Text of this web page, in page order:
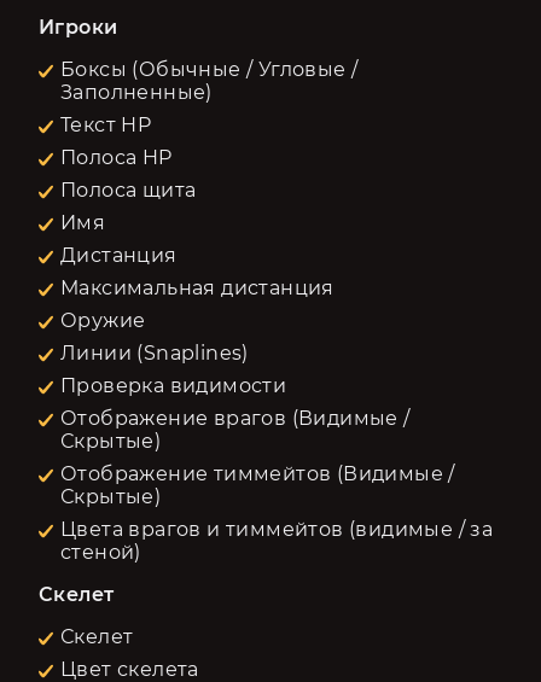
Игроки
Боксы (Обычные / Угловые /
Заполненные)
Текст HP
Полоса HP
Полоса щита
Имя
Дистанция
Максимальная дистанция
Оружие
Линии (Snaplines)
Проверка видимости
Отображение врагов (Видимые /
Скрытые)
Отображение тиммейтов (Видимые /
Скрытые)
Цвета врагов и тиммейтов (видимые / за
стеной)
Скелет
Скелет
Цвет скелета